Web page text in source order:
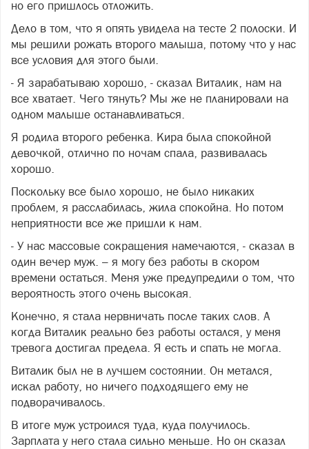
но его пришлось отложить.
Дело в том, что я опять увидела на тесте 2 полоски. И
мы решили рожать второго малыша, потому что у нас
все условия для этого были.
- Я зарабатываю хорошо, - сказал Виталик, нам на
все хватает. Чего тянуть? Мы же не планировали на
одном малыше останавливаться.
Я родила второго ребенка. Кира была спокойной
девочкой, отлично по ночам спала, развивалась
хорошо.
Поскольку все было хорошо, не было никаких
проблем, я расслабилась, жила спокойна. Но потом
неприятности все же пришли к нам.
- У нас массовые сокращения намечаются, - сказал в
один вечер муж. – я могу без работы в скором
времени остаться. Меня уже предупредили о том, что
вероятность этого очень высокая.
Конечно, я стала нервничать после таких слов. А
когда Виталик реально без работы остался, у меня
тревога достигал предела. Я есть и спать не могла.
Виталик был не в лучшем состоянии. Он метался,
искал работу, но ничего подходящего ему не
подворачивалось.
В итоге муж устроился туда, куда получилось.
Зарплата у него стала сильно меньше. Но он сказал